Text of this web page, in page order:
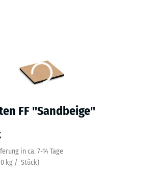
FF "Sandbeige"
in ca. 7-14 Tage
kg / Stück)